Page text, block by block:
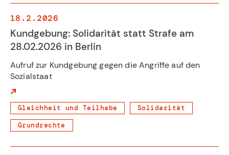
18.2.2026
Kundgebung: Solidarität statt Strafe am
28.02.2026 in Berlin
Aufruf zur Kundgebung gegen die Angriffe auf den
Sozialstaat
Gleichheit und Teilhabe
Solidarität
Grundrechte